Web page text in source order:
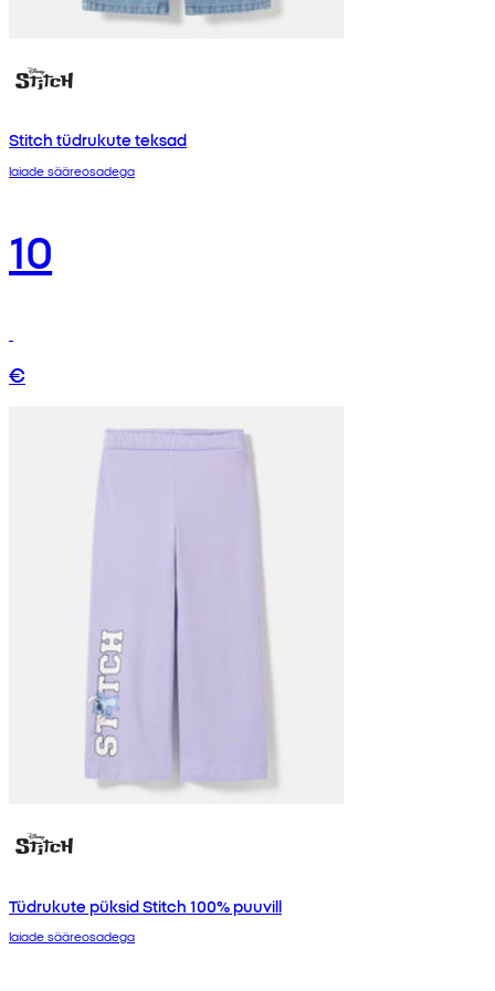
Stitch tüdrukute teksad
laiade sääreosadega
10
€
Tüdrukute püksid Stitch 100% puuvill
laiade sääreosadega